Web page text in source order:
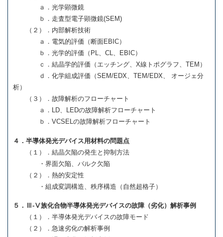
ａ．光学顕微鏡
ｂ．走査型電子顕微鏡(SEM)
（２）．内部解析技術
ａ．電気的評価（断面EBIC）
ｂ．光学的評価（PL、CL、EBIC）
ｃ．結晶学的評価（エッチング、X線トポグラフ、TEM）
ｄ．化学組成評価（SEM/EDX、TEM/EDX、 オージェ分
析）
（３）．故障解析のフローチャート
ａ．LD、LEDの故障解析フローチャート
ｂ．VCSELの故障解析フローチャート
４．半導体発光デバイス用材料の問題点
（１）．結晶欠陥の発生と抑制方法
・界面欠陥、バルク欠陥
（２）．熱的安定性
・組成変調構造、秩序構造（自然超格子）
５．Ⅲ-Ⅴ族化合物半導体発光デバイスの故障（劣化）解析事例
（１）．半導体発光デバイスの故障モード
（２）．急速劣化の解析事例